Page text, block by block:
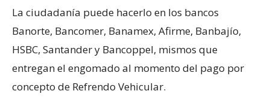
La ciudadanía puede hacerlo en los bancos
Banorte, Bancomer, Banamex, Afirme, Banbajío,
HSBC, Santander y Bancoppel, mismos que
entregan el engomado al momento del pago por
concepto de Refrendo Vehicular.